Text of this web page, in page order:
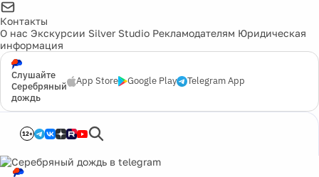
Контакты
О нас Экскурсии Silver Studio Рекламодателям Юридическая
информация
Слушайте
Серебряный
дождь
App Store Google Play Telegram App
12+